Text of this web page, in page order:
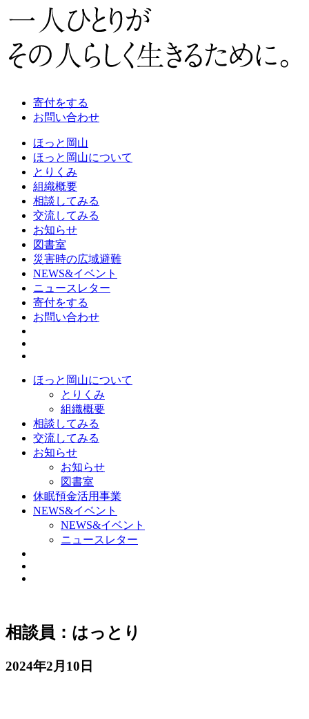
寄付をする
お問い合わせ
ほっと岡山
ほっと岡山について
とりくみ
組織概要
相談してみる
交流してみる
お知らせ
図書室
災害時の広域避難
NEWS&イベント
ニュースレター
寄付をする
お問い合わせ
ほっと岡山について
とりくみ
組織概要
相談してみる
交流してみる
お知らせ
お知らせ
図書室
休眠預金活用事業
NEWS&イベント
NEWS&イベント
ニュースレター
相談員：はっとり
2024年2月10日